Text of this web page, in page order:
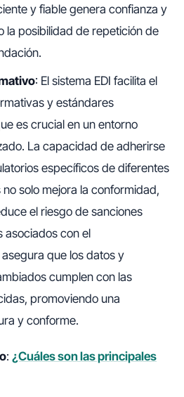
y fiable genera confianza y
la posibilidad de repetición de
: El sistema EDI facilita el
y estándares
es crucial en un entorno
La capacidad de adherirse
específicos de diferentes
solo mejora la conformidad,
el riesgo de sanciones
asociados con el
que los datos y
cumplen con las
promoviendo una
y conforme.
: ¿Cuáles son las principales